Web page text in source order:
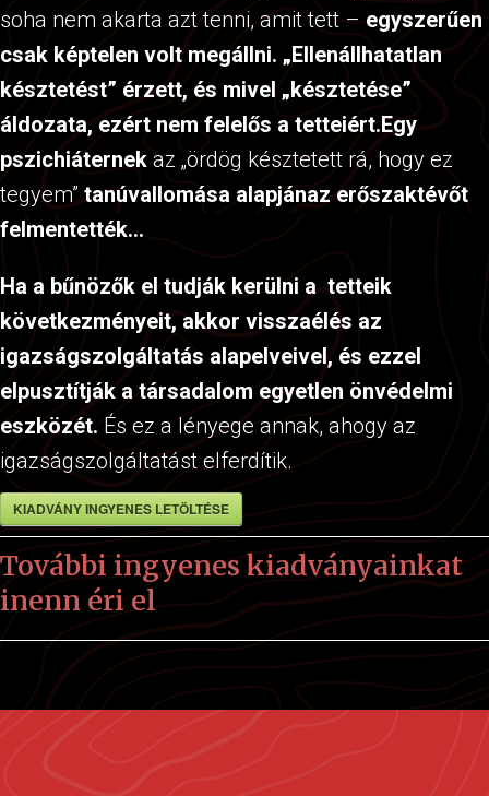
soha nem akarta azt tenni, amit tett – egyszerűen
csak képtelen volt megállni. „Ellenállhatatlan
késztetést” érzett, és mivel „késztetése”
áldozata, ezért nem felelős a tetteiért.Egy
pszichiáternek az „ördög késztetett rá, hogy ez
tegyem” tanúvallomása alapjánaz erőszaktévőt
felmentették...
Ha a bűnözők el tudják kerülni a tetteik
következményeit, akkor visszaélés az
igazságszolgáltatás alapelveivel, és ezzel
elpusztítják a társadalom egyetlen önvédelmi
eszközét. És ez a lényege annak, ahogy az
igazságszolgáltatást elferdítik.
KIADVÁNY INGYENES LETÖLTÉSE
További ingyenes kiadványainkat
inenn éri el